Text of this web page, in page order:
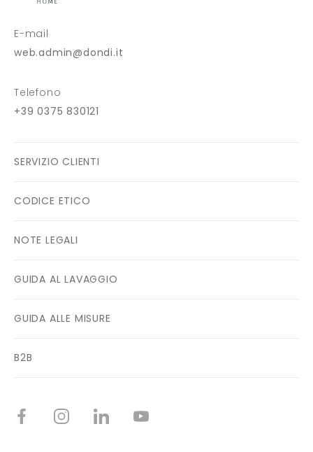
E-mail
web.admin@dondi.it
Telefono
+39 0375 830121
SERVIZIO CLIENTI
CODICE ETICO
NOTE LEGALI
GUIDA AL LAVAGGIO
GUIDA ALLE MISURE
B2B